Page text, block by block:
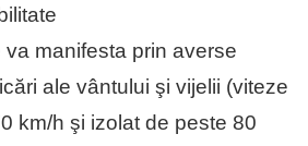
manifesta prin averse
ale vântului şi vijelii (viteze
km/h şi izolat de peste 80